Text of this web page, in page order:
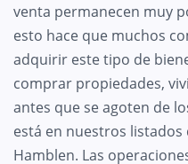
venta permanecen muy
esto hace que muchos
adquirir este tipo de
comprar propiedades,
antes que se agoten de
está en nuestros listados
Hamblen. Las